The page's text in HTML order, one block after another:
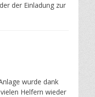
der Einladung zur
wurde dank
Helfern wieder